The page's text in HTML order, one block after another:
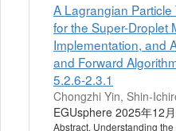
A Lagrangian
for the Super-Droplet
Implementation, and
and Forward
5.2.6-2.3.1
Chongzhi Yin, Shin-
EGUsphere 2025年12
Abstract. Understanding